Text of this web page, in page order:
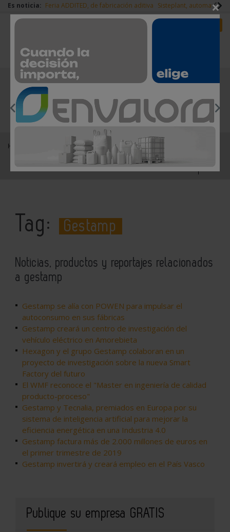
Es noticia: Feria ADDITED, de fabricación aditiva Sisteplant,
Redes Sociales Login empresas
EMPRESAS PREMIUM
Home
Tag: Gestamp
Noticias, productos y reportajes relacionados
a gestamp
Gestamp se alía con POWEN para impulsar el
autoconsumo en sus fábricas
Gestamp creará un centro de investigación del
vehículo eléctrico en Amorebieta
Hexagon y el grupo Gestamp colaboran en un
proyecto de investigación sobre la nueva Smart
Factory del futuro
El WMF reconoce el "Master en ingeniería de calidad
producto-proceso"
Gestamp y Tecnalia, premiados en Europa por su
sistema de inteligencia artificial para mejorar la
eficiencia energética en una Industria 4.0
Gestamp factura más de 2.000 millones de euros en
el primer trimestre de 2019
Gestamp invertirá y creará empleo en el País Vasco
Publique su empresa GRATIS
×